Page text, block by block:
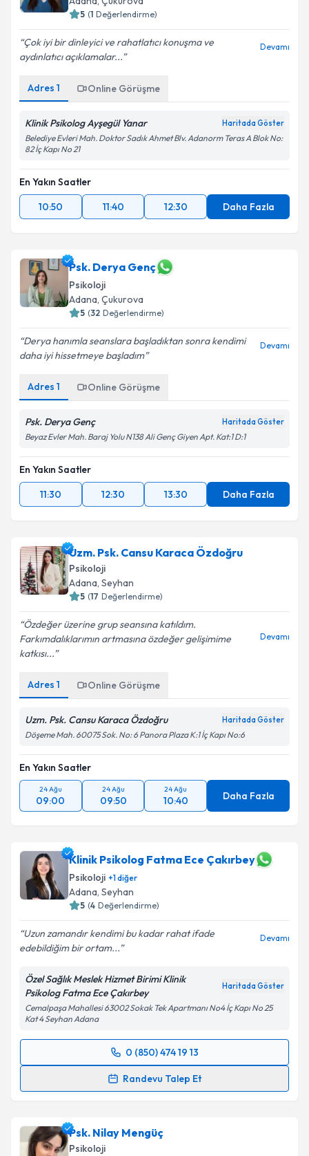
5 (1 Değerlendirme)
Çok iyi bir dinleyici ve rahatlatıcı konuşma ve
aydınlatıcı açıklamalar...
Devamı
Adres 1 Online Görüşme
Klinik Psikolog Ayşegül Yanar Haritada Göster
Belediye Evleri Mah. Doktor Sadık Ahmet Blv. Adanorm Teras A Blok No:
82 İç Kapı No 21
En Yakın Saatler
10:50
11:40 12:30 Daha Fazla
Psk. Derya Genç
Psikoloji
Adana, Çukurova
5 (32 Değerlendirme)
Derya hanımla seanslara başladıktan sonra kendimi
daha iyi hissetmeye başladım
Devamı
Adres 1 Online Görüşme
Psk. Derya Genç Haritada Göster
Beyaz Evler Mah. Baraj Yolu N138 Ali Genç Giyen Apt. Kat:1 D:1
En Yakın Saatler
11:30
12:30 13:30 Daha Fazla
Uzm. Psk. Cansu Karaca Özdoğru
Psikoloji
Adana, Seyhan
5 (17 Değerlendirme)
Özdeğer üzerine grup seansına katıldım.
Farkımdalıklarımın artmasına özdeğer gelişimime
katkısı...
Devamı
Adres 1 Online Görüşme
Uzm. Psk. Cansu Karaca Özdoğru Haritada Göster
Döşeme Mah. 60075 Sok. No: 6 Panora Plaza K:1 İç Kapı No:6
En Yakın Saatler
24 Ağu
09:00
24 Ağu
09:50
24 Ağu
10:40 Daha Fazla
Klinik Psikolog Fatma Ece Çakırbey
Psikoloji +1diğer
Adana, Seyhan
5 (4 Değerlendirme)
Uzun zamandır kendimi bu kadar rahat ifade
edebildiğim bir ortam...
Devamı
Özel Sağlık Meslek Hizmet Birimi Klinik
Psikolog Fatma Ece Çakırbey
Haritada Göster
Cemalpaşa Mahallesi 63002 Sokak Tek Apartmanı No4 İç Kapı No 25
Kat 4 Seyhan Adana
0 (850) 474 19 13
Randevu Talep Et
Randevu Takvimi Talebi
almanız için bir takvim hazırlandığında e-posta ile
bilgilendireceğiz.
Psk. Nilay Mengüç
Psikoloji